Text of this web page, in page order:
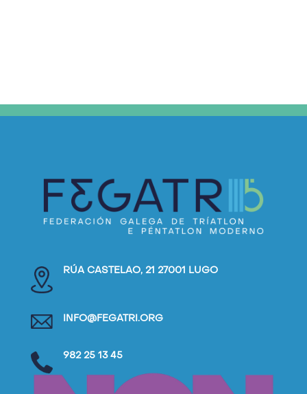
RÚA CASTELAO, 21 27001 LUGO
INFO@FEGATRI.ORG
982 25 13 45